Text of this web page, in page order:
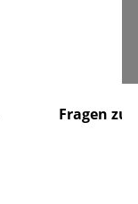
Fragen zu...